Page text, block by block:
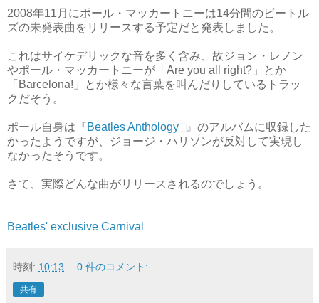
2008年11月にポール・マッカートニーは14分間のビートル
ズの未発表曲をリリースする予定だと発表しました。
これはサイケデリックな音を多く含み、故ジョン・レノン
やポール・マッカートニーが「Are you all right?」とか
「Barcelona!」とか様々な言葉を叫んだりしているトラッ
クだそう。
ポール自身は『Beatles Anthology
』のアルバムに収録した
かったようですが、ジョージ・ハリソンが反対して実現し
なかったそうです。
さて、実際どんな曲がリリースされるのでしょう。
Beatles' exclusive Carnival
時刻: 10:13 0 件のコメント:
共有